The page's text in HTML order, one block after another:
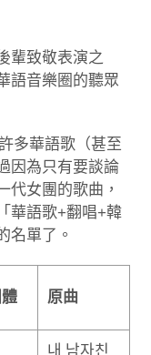
輩致敬表演之
語音樂圈的聽眾
多華語歌（甚至
因為只有要談論
代女團的歌曲，
華語歌+翻唱+韓
名單了。
原曲
내 남자친